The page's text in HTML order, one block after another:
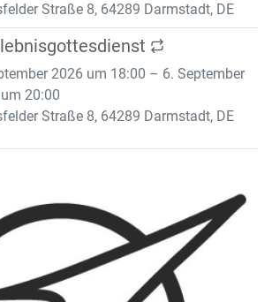
Straße 8, 64289 Darmstadt, DE
2026 um 18:00 – 6. September
20:00
Straße 8, 64289 Darmstadt, DE